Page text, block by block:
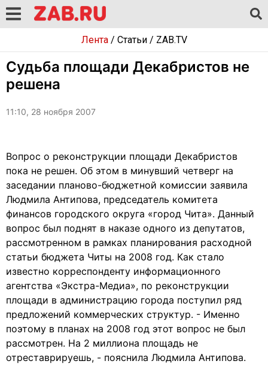
Лента/ Статьи/ ZAB.TV
Судьба площади Декабристов не
решена
11:10, 28 ноября 2007
Вопрос о реконструкции площади Декабристов
пока не решен. Об этом в минувший четверг на
заседании планово-бюджетной комиссии заявила
Людмила Антипова, председатель комитета
финансов городского округа «город Чита». Данный
вопрос был поднят в наказе одного из депутатов,
рассмотренном в рамках планирования расходной
статьи бюджета Читы на 2008 год. Как стало
известно корреспонденту информационного
агентства «Экстра-Медиа», по реконструкции
площади в администрацию города поступил ряд
предложений коммерческих структур. - Именно
поэтому в планах на 2008 год этот вопрос не был
рассмотрен. На 2 миллиона площадь не
отреставрируешь, - пояснила Людмила Антипова.